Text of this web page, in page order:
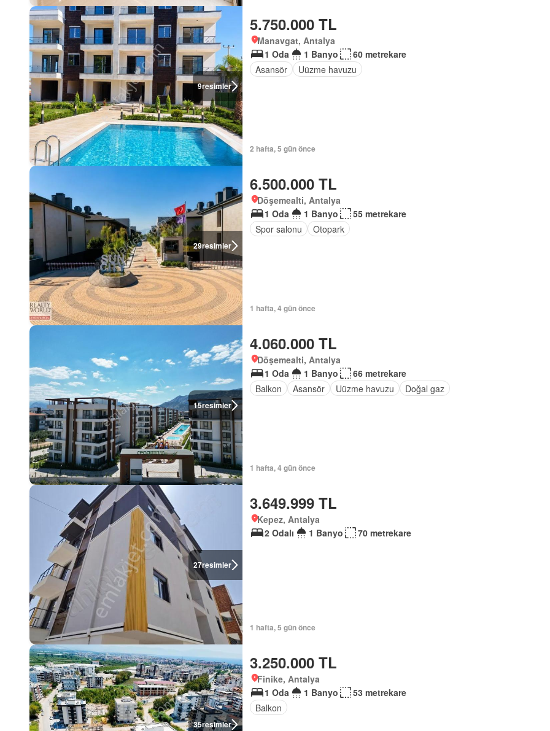
9resimler
5.750.000 TL
Manavgat, Antalya
1 Oda
1 Banyo
60 metrekare
Asansör
Uüzme havuzu
2 hafta, 5 gün önce
29resimler
6.500.000 TL
Döşemealti, Antalya
1 Oda
1 Banyo
55 metrekare
Spor salonu
Otopark
1 hafta, 4 gün önce
15resimler
4.060.000 TL
Döşemealti, Antalya
1 Oda
1 Banyo
66 metrekare
Balkon
Asansör Uüzme havuzu Doğal gaz
1 hafta, 4 gün önce
27resimler
3.649.999 TL
Kepez, Antalya
2 Odalı
1 Banyo 70 metrekare
1 hafta, 5 gün önce
35resimler
3.250.000 TL
Finike, Antalya
1 Oda
1 Banyo
53 metrekare
Balkon